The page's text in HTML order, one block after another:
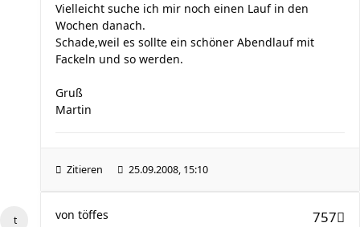
Vielleicht suche ich mir noch einen Lauf in den
Wochen danach.
Schade,weil es sollte ein schöner Abendlauf mit
Fackeln und so werden.
Gruß
Martin
Zitieren 25.09.2008, 15:10
757
von töffes